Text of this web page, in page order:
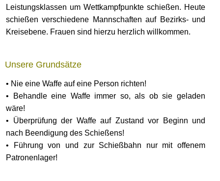
Leistungsklassen um Wettkampfpunkte schießen. Heute
schießen verschiedene Mannschaften auf Bezirks- und
Kreisebene. Frauen sind hierzu herzlich willkommen.
Unsere Grundsätze
• Nie eine Waffe auf eine Person richten!
• Behandle eine Waffe immer so, als ob sie geladen
wäre!
• Überprüfung der Waffe auf Zustand vor Beginn und
nach Beendigung des Schießens!
• Führung von und zur Schießbahn nur mit offenem
Patronenlager!